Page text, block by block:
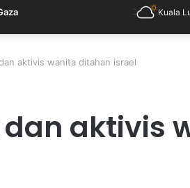
Kuala
aktivis wanita ditahan israel
aktivis